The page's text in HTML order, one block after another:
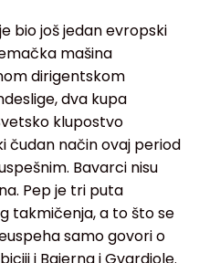
bio još jedan evropski
mašina
dirigentskom
dva kupa
klupostvo
čudan način ovaj period
Bavarci nisu
Pep je tri puta
takmičenja, a to što se
samo govori o